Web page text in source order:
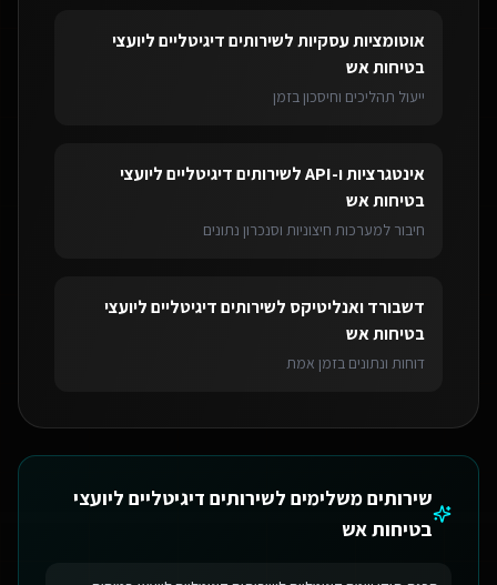
אוטומציות עסקיותלשירותים דיגיטליים ליועצי
בטיחות אש
ייעול תהליכים וחיסכון בזמן
אינטגרציות ו-API לשירותים דיגיטליים ליועצי
בטיחות אש
חיבור למערכות חיצוניות וסנכרון נתונים
דשבורד ואנליטיקס לשירותים דיגיטליים ליועצי
בטיחות אש
דוחות ונתונים בזמן אמת
שירותים משלימים לשירותים דיגיטליים ליועצי
בטיחות אש